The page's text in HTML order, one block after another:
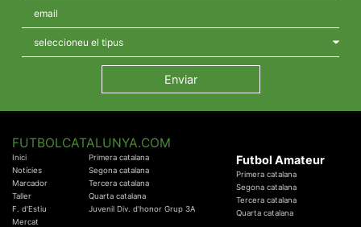
FUTBOLCATALUNYA.COM
Inici
Notícies
Marcador
Taller
F. d'Estiu
Mercat
Primera catalana
Segona catalana
Tercera catalana
Quarta catalana
Juvenil Div. d'honor Grup 3A
Futbol Amateur
Primera catalana
Segona catalana
Tercera catalana
Quarta catalana